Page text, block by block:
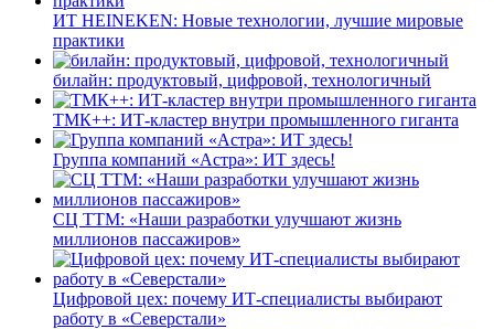
ИТ HEINEKEN: Новые технологии, лучшие мировые
практики
билайн: продуктовый, цифровой, технологичный
ТМК++: ИТ-кластер внутри промышленного гиганта
Группа компаний «Астра»: ИТ здесь!
СЦ ТТМ: «Наши разработки улучшают жизнь
миллионов пассажиров»
Цифровой цех: почему ИТ-специалисты выбирают
работу в «Северстали»